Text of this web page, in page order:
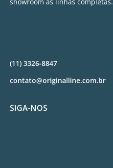
(11) 3326-8847
contato@originalline.com.br
SIGA-NOS